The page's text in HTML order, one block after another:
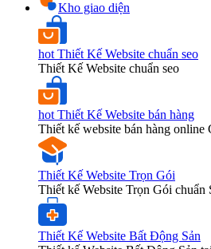
Kho giao diện
hot Thiết Kế Website chuẩn seo
Thiết Kế Website chuẩn seo
hot Thiết Kế Website bán hàng
Thiết kế website bán hàng online
Thiết Kế Website Trọn Gói
Thiết kế Website Trọn Gói chuẩn
Thiết Kế Website Bất Động Sản